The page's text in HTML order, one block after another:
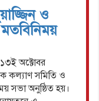
ও
অক্টোবর
কল্যাণ সমিতি ও
সভা অনুষ্ঠিত হয়।